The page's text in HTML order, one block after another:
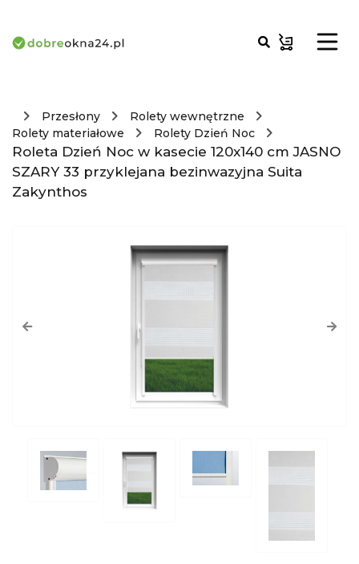
Przesłony
Rolety wewnętrzne
Rolety materiałowe
Rolety Dzień Noc
Roleta Dzień Noc w kasecie 120x140 cm JASNO
SZARY 33 przyklejana bezinwazyjna Suita
Zakynthos